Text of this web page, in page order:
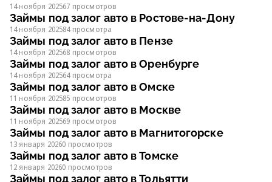
14 ноября 202567 просмотров
Займы под залог авто в Ростове-на-Дону
14 ноября 202584 просмотра
Займы под залог авто в Пензе
14 ноября 202568 просмотров
Займы под залог авто в Оренбурге
14 ноября 202564 просмотра
Займы под залог авто в Омске
11 ноября 202585 просмотров
Займы под залог авто в Москве
11 ноября 202569 просмотров
Займы под залог авто в Магнитогорске
13 января 20260 просмотров
Займы под залог авто в Томске
12 января 20260 просмотров
Займы под залог авто в Тольятти